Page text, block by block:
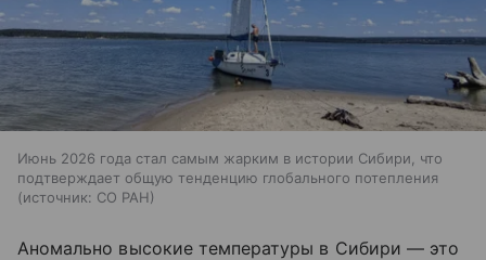
Июнь 2026 года стал самым жарким в истории Сибири, что
подтверждает общую тенденцию глобального потепления
источник: СО РАН
Аномально высокие температуры в Сибири — это